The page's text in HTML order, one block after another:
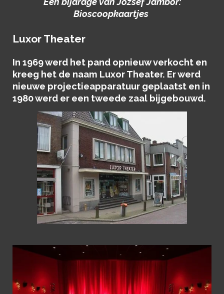
Bioscoopkaartjes
Luxor Theater
In 1969 werd het pand opnieuw verkocht en
kreeg het de naam Luxor Theater. Er werd
nieuwe projectieapparatuur geplaatst en in
1980 werd er een tweede zaal bijgebouwd.